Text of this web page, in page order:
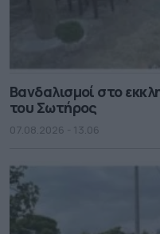
Βανδαλισμοί στο
του Σωτήρος
07.08.2026 - 13.06